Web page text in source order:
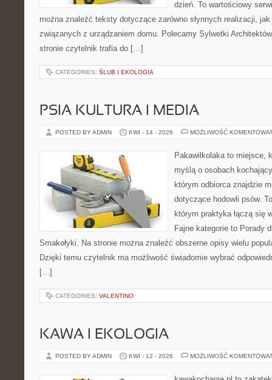
dzień. To wartościowy
można znaleźć teksty dotyczące zarówno słynnych realizacji,
związanych z urządzaniem domu. Polecamy Sylwetki
stronie czytelnik trafia do […]
CATEGORIES: ŚLUB I EKOLOGIA
PSIA KULTURA I MEDIA
POSTED BY ADMIN KWI - 14 - 2026 MOŻLIWOŚĆ
Pakawilkolaka to miejsce,
myślą o osobach
którym odbiorca znajdzie
dotyczące hodowli psów.
którym praktyka łączą się
Fajne kategorie to Porady
Smakołyki. Na stronie można znaleźć obszerne opisy wielu
Dzięki temu czytelnik ma możliwość świadomie wybrać
[…]
CATEGORIES: VALENTINO
KAWA I EKOLOGIA
POSTED BY ADMIN KWI - 12 - 2026 MOŻLIWOŚĆ